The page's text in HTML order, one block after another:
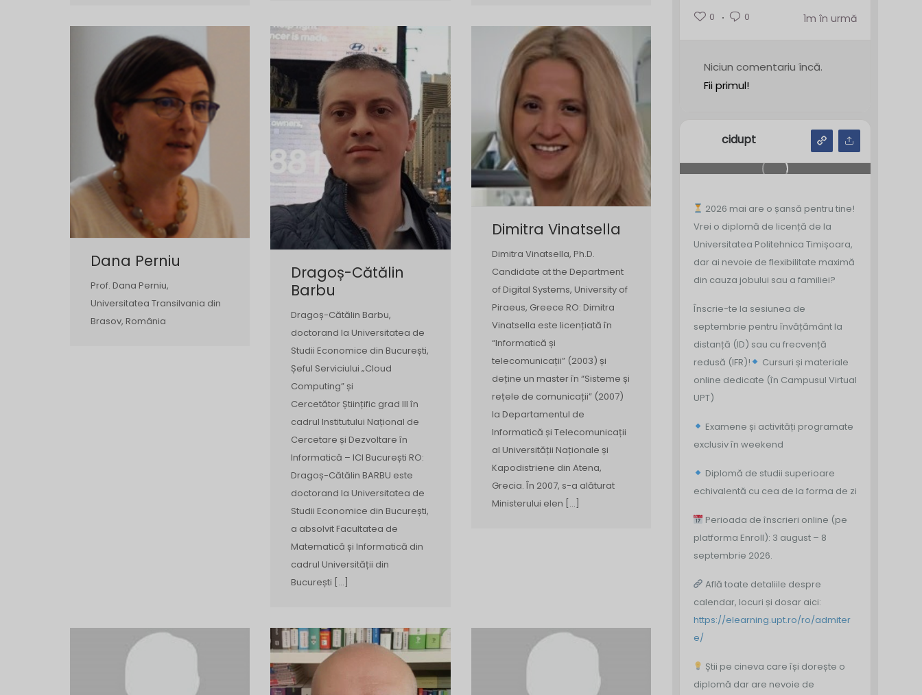
Dana Perniu
Prof. Dana Perniu,
Universitatea Transilvania din
Brasov, România
Dragoș-Cătălin
Barbu
Dragoș-Cătălin Barbu,
doctorand la Universitatea de
Studii Economice din București,
Șeful Serviciului „Cloud
Computing” și
Cercetător Științific grad III în
cadrul Institutului Național de
Cercetare și Dezvoltare în
Informatică – ICI București RO:
Dragoș-Cătălin BARBU este
doctorand la Universitatea de
Studii Economice din București,
a absolvit Facultatea de
Matematică și Informatică din
cadrul Universității din
București […]
Dimitra Vinatsella
Dimitra Vinatsella, Ph.D.
Candidate at the Department
of Digital Systems, University of
Piraeus, Greece RO: Dimitra
Vinatsella este licențiată în
“Informatică și
telecomunicații” (2003) și
deține un master în “Sisteme și
rețele de comunicații” (2007)
la Departamentul de
Informatică și Telecomunicații
al Universității Naționale și
Kapodistriene din Atena,
Grecia. În 2007, s-a alăturat
Ministerului elen […]
0
0 1m în urmă
Niciun comentariu încă.
Fii primul!
cidupt
2026 mai are o șansă pentru tine!
Vrei o diplomă de licență de la
Universitatea Politehnica Timișoara,
dar ai nevoie de flexibilitate maximă
din cauza jobului sau a familiei?
Înscrie-te la sesiunea de
septembrie pentru învățământ la
distanță (ID) sau cu frecvență
redusă (IFR)!
Cursuri și materiale
online dedicate (în Campusul Virtual
UPT)
Examene și activități programate
exclusiv în weekend
Diplomă de studii superioare
echivalentă cu cea de la forma de zi
Perioada de înscrieri online (pe
platforma Enroll): 3 august – 8
septembrie 2026.
Află toate detaliile despre
calendar, locuri și dosar aici:
https://elearning.upt.ro/ro/admiter
e/
Știi pe cineva care își dorește o
diplomă dar are nevoie de